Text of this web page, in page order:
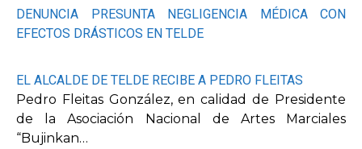
DENUNCIA PRESUNTA NEGLIGENCIA MÉDICA CON
EFECTOS DRÁSTICOS EN TELDE
EL ALCALDE DE TELDE RECIBE A PEDRO FLEITAS
Pedro Fleitas González, en calidad de Presidente
de la Asociación Nacional de Artes Marciales
“Bujinkan…